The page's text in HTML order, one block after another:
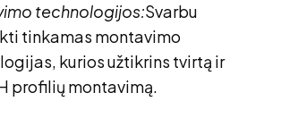
technologijos:Svarbu
tinkamas montavimo
kurios užtikrins tvirtą ir
profilių montavimą.